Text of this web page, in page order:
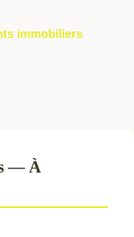
immobiliers
— À